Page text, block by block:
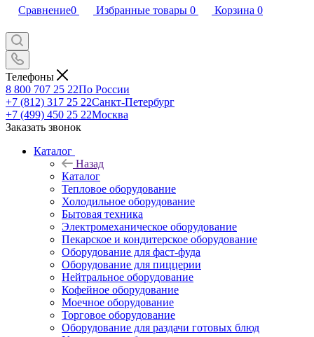
Сравнение0 Избранные товары 0 Корзина 0
Телефоны
8 800 707 25 22По России
+7 (812) 317 25 22Санкт-Петербург
+7 (499) 450 25 22Москва
Заказать звонок
Каталог
Назад
Каталог
Тепловое оборудование
Холодильное оборудование
Бытовая техника
Электромеханическое оборудование
Пекарское и кондитерское оборудование
Оборудование для фаст-фуда
Оборудование для пиццерии
Нейтральное оборудование
Кофейное оборудование
Моечное оборудование
Торговое оборудование
Оборудование для раздачи готовых блюд